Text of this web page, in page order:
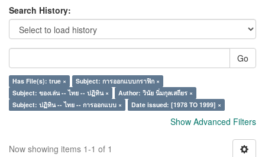
Search History:
Go
Has File(s): true ×
Subject: การออกแบบกราฟิก ×
Subject: ของเล่น -- ไทย -- ปฏิทิน ×
Author: วินัย นิ่มกุลเสถียร ×
Subject: ปฏิทิน -- ไทย -- การออกแบบ ×
Date issued: [1978 TO 1999] ×
Show Advanced Filters
Now showing items 1-1 of 1